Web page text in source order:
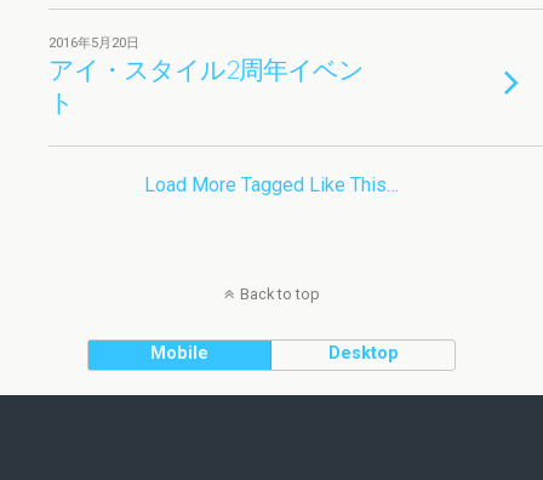
2016年5月20日
アイ・スタイル2周年イベン
ト
Load More Tagged Like This…
Back to top
Mobile Desktop